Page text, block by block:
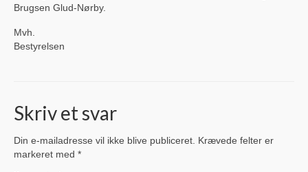
Glud Skjold Pensionistforening
Glud Revy & Dilettantforening (OPLØST)
Brugsen Glud-Nørby.
Mvh.
Bestyrelsen
Skriv et svar
Din e-mailadresse vil ikke blive publiceret. Krævede felter er
markeret med *